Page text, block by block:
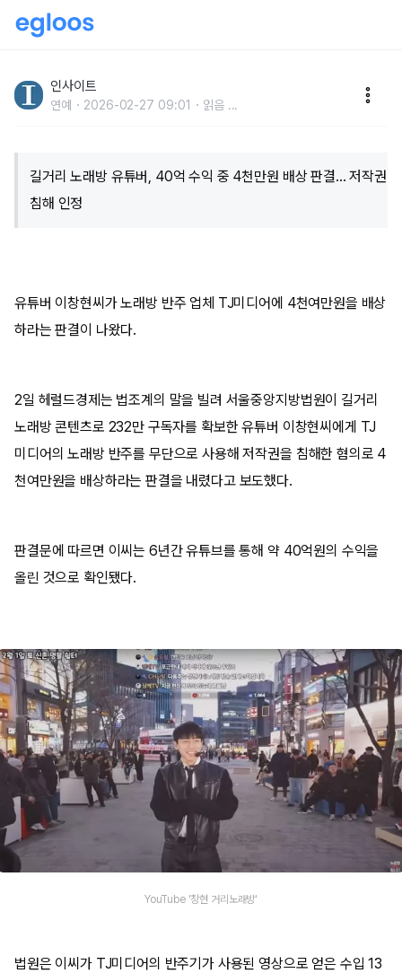
상해야... 저작권 침해 인정
인사이트
연예 2026-02-27 09:01 읽음 ...
길거리 노래방 유튜버, 40억 수익 중 4천만원 배상 판결... 저작권
침해 인정
유튜버 이창현씨가 노래방 반주 업체 TJ미디어에 4천여만원을 배상
하라는 판결이 나왔다.
2일 헤럴드경제는 법조계의 말을 빌려 서울중앙지방법원이 길거리
노래방 콘텐츠로 232만 구독자를 확보한 유튜버 이창현씨에게 TJ
미디어의 노래방 반주를 무단으로 사용해 저작권을 침해한 혐의로 4
천여만원을 배상하라는 판결을 내렸다고 보도했다.
판결문에 따르면 이씨는 6년간 유튜브를 통해 약 40억원의 수익을
올린 것으로 확인됐다.
YouTube '창현 거리노래방'
법원은 이씨가 TJ미디어의 반주기가 사용된 영상으로 얻은 수입 13